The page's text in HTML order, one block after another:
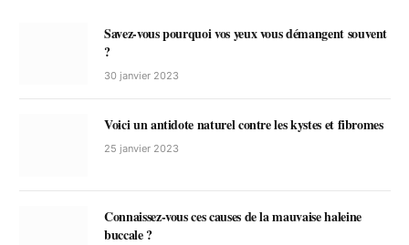
Savez-vous pourquoi vos yeux vous démangent souvent
?
30 janvier 2023
Voici un antidote naturel contre les kystes et fibromes
25 janvier 2023
Connaissez-vous ces causes de la mauvaise haleine
buccale ?